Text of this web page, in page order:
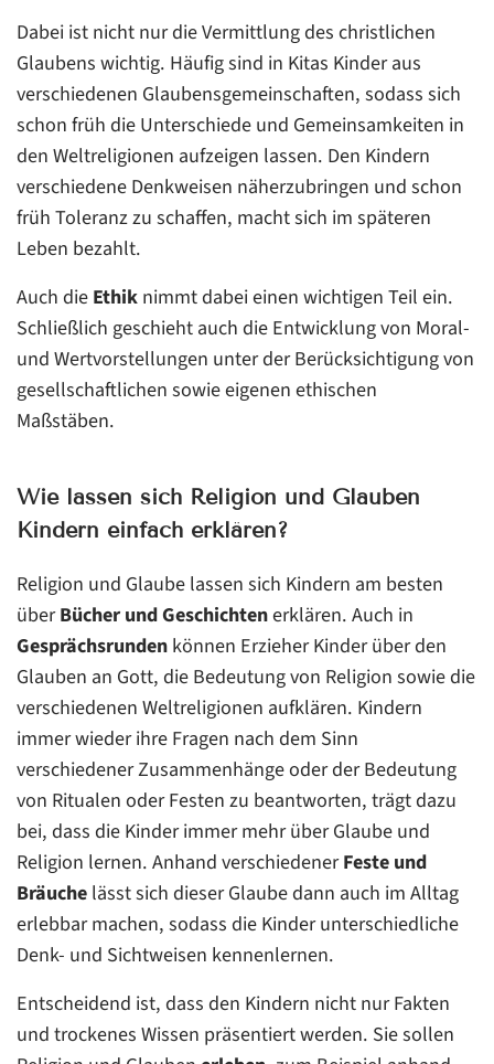
Dabei ist nicht nur die Vermittlung des christlichen
Glaubens wichtig. Häufig sind in Kitas Kinder aus
verschiedenen Glaubensgemeinschaften, sodass sich
schon früh die Unterschiede und Gemeinsamkeiten in
den Weltreligionen aufzeigen lassen. Den Kindern
verschiedene Denkweisen näherzubringen und schon
früh Toleranz zu schaffen, macht sich im späteren
Leben bezahlt.
Auch dieEthiknimmt dabei einen wichtigen Teil ein.
Schließlich geschieht auch die Entwicklung von Moral-
und Wertvorstellungen unter der Berücksichtigung von
gesellschaftlichen sowie eigenen ethischen
Maßstäben.
Wie lassen sich Religion und Glauben
Kindern einfach erklären?
Religion und Glaube lassen sich Kindern am besten
überBücher und Geschichtenerklären. Auch in
Gesprächsrundenkönnen Erzieher Kinder über den
Glauben an Gott, die Bedeutung von Religion sowie die
verschiedenen Weltreligionen aufklären. Kindern
immer wieder ihre Fragen nach dem Sinn
verschiedener Zusammenhänge oder der Bedeutung
von Ritualen oder Festen zu beantworten, trägt dazu
bei, dass die Kinder immer mehr über Glaube und
Religion lernen. Anhand verschiedenerFeste und
Bräuchelässt sich dieser Glaube dann auch im Alltag
erlebbar machen, sodass die Kinder unterschiedliche
Denk- und Sichtweisen kennenlernen.
Entscheidend ist, dass den Kindern nicht nur Fakten
und trockenes Wissen präsentiert werden. Sie sollen